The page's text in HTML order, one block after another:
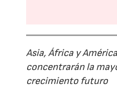
Asia, África y
concentrarán la
crecimiento futuro